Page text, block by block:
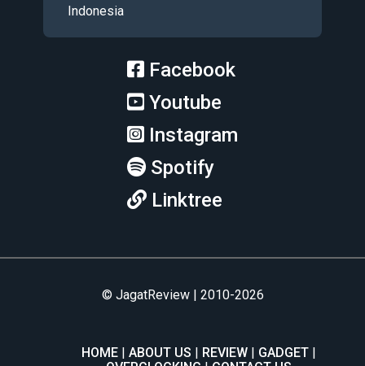
Indonesia
Facebook
Youtube
Instagram
Spotify
Linktree
© JagatReview | 2010-2026
HOME ABOUT US REVIEW
GADGET